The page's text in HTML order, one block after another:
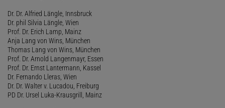
Dr. Dr. Alfried Längle, Innsbruck
Dr. phil Silvia Längle, Wien
Prof. Dr. Erich Lamp, Mainz
Anja Lang von Wins, München
Thomas Lang von Wins, München
Prof. Dr. Arnold Langenmayr, Essen
Prof. Dr. Ernst Lantermann, Kassel
Dr. Fernando Lleras, Wien
Dr. Dr. Walter v. Lucadou, Freiburg
PD Dr. Ursel Luka-Krausgrill, Mainz